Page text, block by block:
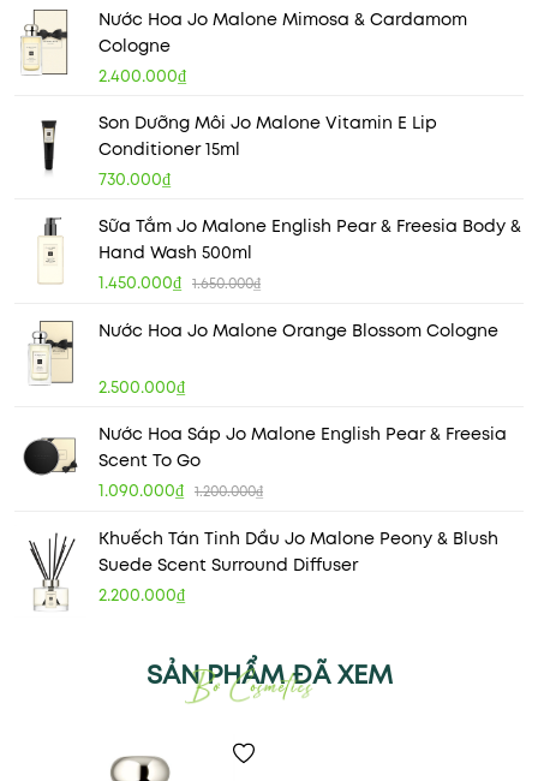
Nước Hoa Jo Malone Mimosa & Cardamom
Cologne
2.400.000₫
Son Dưỡng Môi Jo Malone Vitamin E Lip
Conditioner 15ml
730.000₫
Sữa Tắm Jo Malone English Pear & Freesia Body &
Hand Wash 500ml
1.450.000₫ 1.650.000₫
Nước Hoa Jo Malone Orange Blossom Cologne
2.500.000₫
Nước Hoa Sáp Jo Malone English Pear & Freesia
Scent To Go
1.090.000₫ 1.200.000₫
Khuếch Tán Tinh Dầu Jo Malone Peony & Blush
Suede Scent Surround Diffuser
2.200.000₫
SẢN PHẨM ĐÃ XEM